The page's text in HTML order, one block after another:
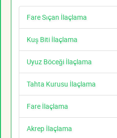
Fare Sıçan İlaçlama
Kuş Biti İlaçlama
Uyuz Böceği İlaçlama
Tahta Kurusu İlaçlama
Fare İlaçlama
Akrep İlaçlama